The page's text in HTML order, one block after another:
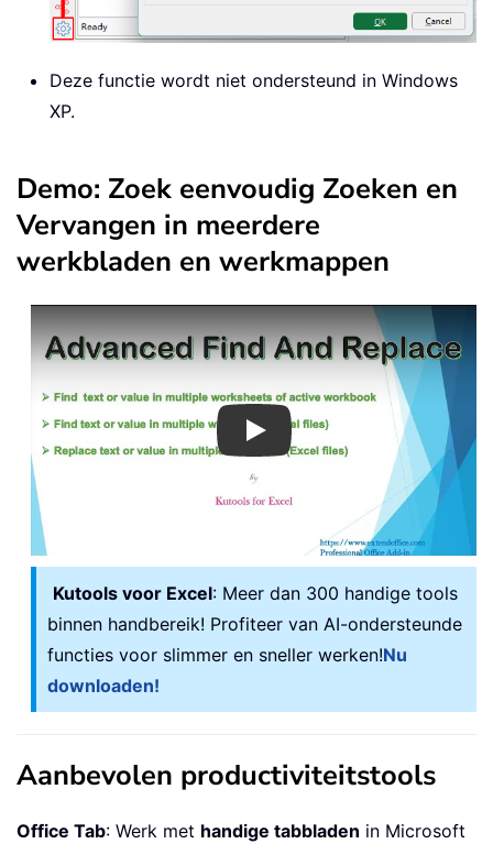
Deze functie wordt niet ondersteund in Windows
XP.
Demo: Zoek eenvoudig Zoeken en
Vervangen in meerdere
werkbladen en werkmappen
Play
Kutools voor Excel: Meer dan 300 handige tools
binnen handbereik! Profiteer van AI-ondersteunde
functies voor slimmer en sneller werken!Nu
downloaden!
Aanbevolen productiviteitstools
Office Tab: Werk met handige tabbladen in Microsoft